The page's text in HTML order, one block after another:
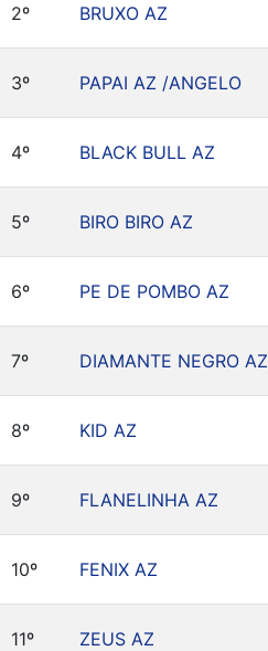
2º BRUXO AZ
3º PAPAI AZ /ANGELO
4º BLACK BULL AZ
5º BIRO BIRO AZ
6º PE DE POMBO AZ
7º DIAMANTE NEGRO AZ
8º KID AZ
9º FLANELINHA AZ
10º FENIX AZ
11º ZEUS AZ